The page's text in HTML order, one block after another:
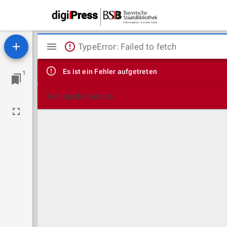
1
Mirador
Viewer
TypeError: Failed to fetch
Es ist ein Fehler aufgetreten
Technische Details